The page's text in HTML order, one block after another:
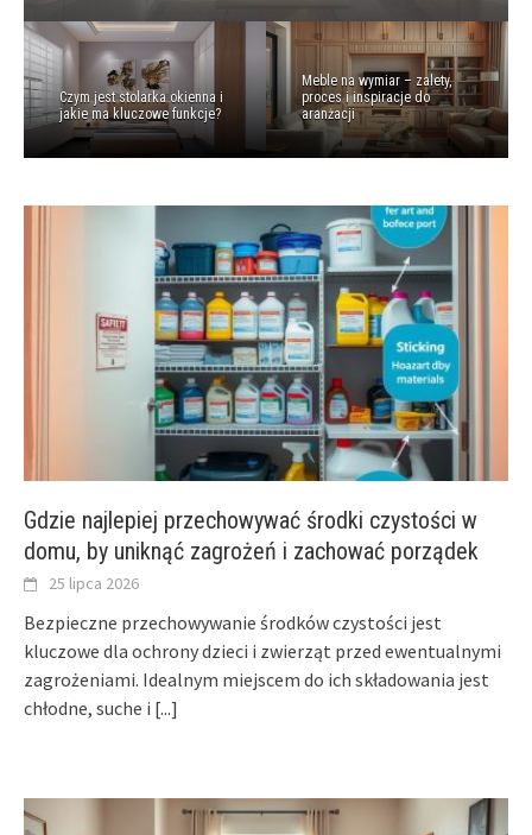
Czym jest stolarka okienna i
jakie ma kluczowe funkcje?
Meble na wymiar – zalety,
proces i inspiracje do
aranżacji
Gdzie najlepiej przechowywać środki czystości w
domu, by uniknąć zagrożeń i zachować porządek
25 lipca 2026
Bezpieczne przechowywanie środków czystości jest
kluczowe dla ochrony dzieci i zwierząt przed ewentualnymi
zagrożeniami. Idealnym miejscem do ich składowania jest
chłodne, suche i [...]